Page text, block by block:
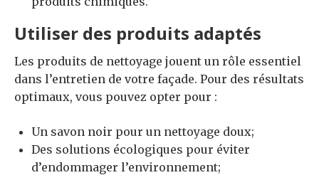
Utiliser des produits adaptés
Les produits de nettoyage jouent un rôle essentiel
dans l’entretien de votre façade. Pour des résultats
optimaux, vous pouvez opter pour :
Un savon noir pour un nettoyage doux;
Des solutions écologiques pour éviter
d’endommager l’environnement;